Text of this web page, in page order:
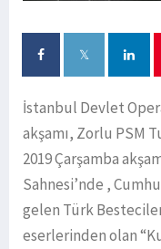
İstanbul Devlet
akşamı, Zorlu PSM
2019 Çarşamba
Sahnesi’nde ,
gelen Türk
eserlerinden olan